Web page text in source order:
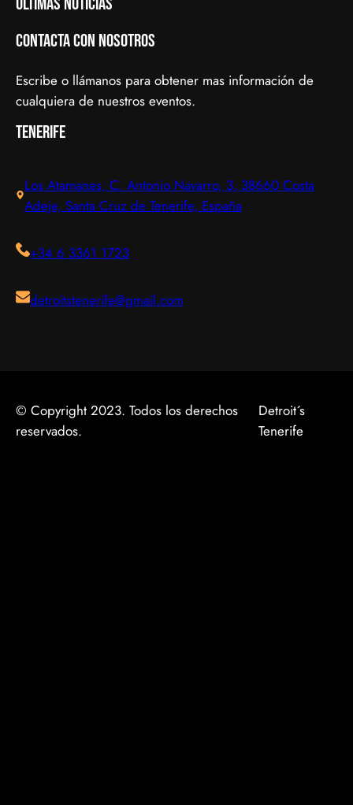
Últimas noticias
Contacta con nosotros
Escribe o llámanos para obtener mas información de
cualquiera de nuestros eventos.
Tenerife
Los Atamanes, C. Antonio Navarro, 3, 38660 Costa
Adeje, Santa Cruz de Tenerife, España
+34 6 3361 1723
detroitstenerife@gmail.com
© Copyright 2023. Todos los derechos
reservados.
Detroit´s
Tenerife